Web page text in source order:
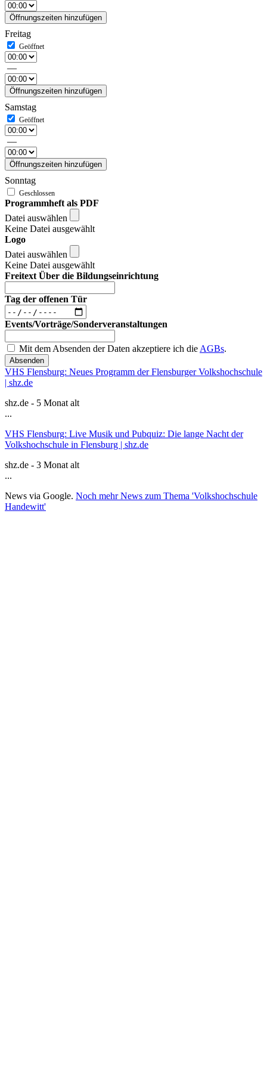
Öffnungszeiten hinzufügen
Freitag
—
Öffnungszeiten hinzufügen
Samstag
—
Öffnungszeiten hinzufügen
Sonntag
Programmheft als PDF
Datei auswählen
Keine Datei ausgewählt
Logo
Datei auswählen
Keine Datei ausgewählt
Freitext Über die Bildungseinrichtung
Tag der offenen Tür
Events/Vorträge/Sonderveranstaltungen
Mit dem Absenden der Daten akzeptiere ich die AGBs.
Absenden
VHS Flensburg: Neues Programm der Flensburger Volkshochschule
| shz.de
shz.de - 5 Monat alt
...
VHS Flensburg: Live Musik und Pubquiz: Die lange Nacht der
Volkshochschule in Flensburg | shz.de
shz.de - 3 Monat alt
...
News via Google. Noch mehr News zum Thema 'Volkshochschule
Handewitt'